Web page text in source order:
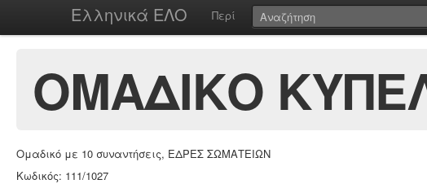
Ελληνικά ΕΛΟ Περί
ΟΜΑΔΙΚΟ
Ομαδικό με 10 συναντήσεις, ΕΔΡΕΣ ΣΩΜΑΤΕΙΩΝ
Κωδικός: 111/1027